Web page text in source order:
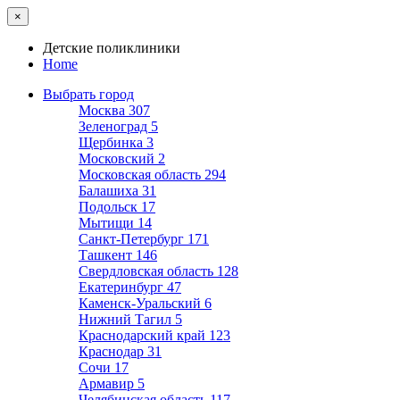
×
Детские поликлиники
Home
Выбрать город
Москва 307
Зеленоград 5
Щербинка 3
Московский 2
Московская область 294
Балашиха 31
Подольск 17
Мытищи 14
Санкт-Петербург 171
Ташкент 146
Свердловская область 128
Екатеринбург 47
Каменск-Уральский 6
Нижний Тагил 5
Краснодарский край 123
Краснодар 31
Сочи 17
Армавир 5